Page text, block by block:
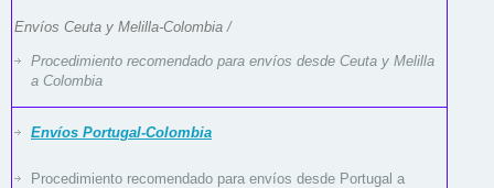
Envíos Ceuta y Melilla-Colombia /
Procedimiento recomendado para envíos desde Ceuta y Melilla
a Colombia
Envíos Portugal-Colombia
Procedimiento recomendado para envíos desde Portugal a